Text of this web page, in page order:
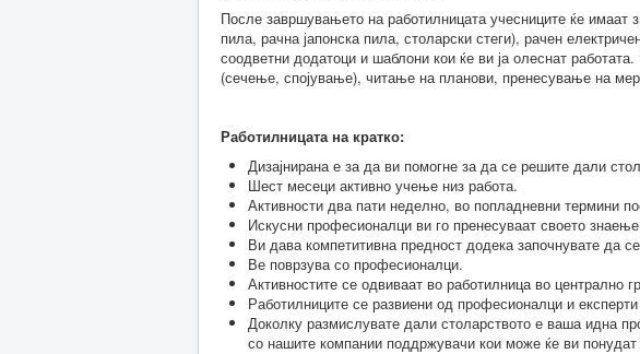
После завршувањето на работилницата учесниците ќе имаат
пила, рачна јапонска пила, столарски стеги), рачен
соодветни додатоци и шаблони кои ќе ви ја олеснат
(сечење, спојување), читање на планови, пренесување на
Работилницата на кратко:
Дизајнирана е за да ви помогне за да се решите дали
Шест месеци активно учење низ работа.
Активности два пати неделно, во попладневни термини
Искусни професионалци ви го пренесуваат своето
Ви дава компетитивна предност додека започнувате да
Ве поврзува со професионалци.
Активностите се одвиваат во работилница во централно
Работилниците се развиени од професионалци и експерти
Доколку размислувате дали столарството е ваша идна
со нашите компании поддржувачи кои може ќе ви понудат